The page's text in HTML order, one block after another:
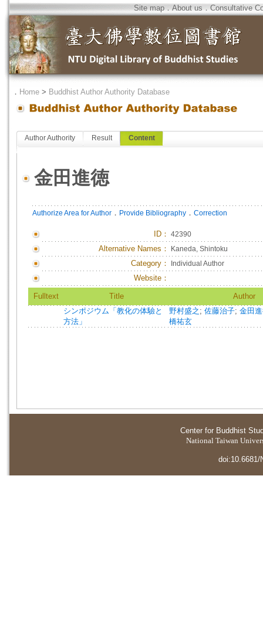
Site map．About us．Consultative
． Home > Buddhist Author Authority Database
Author Authority Result Content
金田進徳
Authorize Area for Author ． Provide Bibliography ． Correction
ID ： 42390
Alternative Names： Kaneda, Shintoku
Category： Individual Author
Website：
Fulltext Title
Author
シンポジウム「教化の体驗と
方法」
野村盛之 ; 佐藤治子; 金田
橋祐玄
Center for Buddhist
National Taiwan
doi:10.6681/